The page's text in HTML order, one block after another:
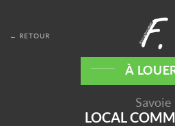
← RETOUR
À
Savoie
LOCAL